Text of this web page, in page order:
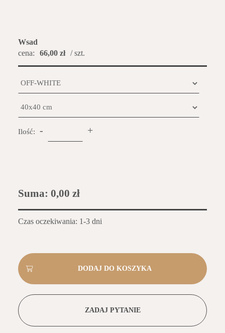
Wsad
cena:
66,00 zł / szt.
Ilość: - +
Suma: 0,00 zł
Czas oczekiwania: 1-3 dni
ZADAJ PYTANIE